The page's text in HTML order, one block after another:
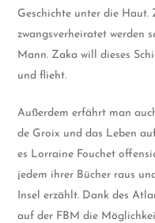
Geschichte unter die
zwangsverheiratet werden
Mann. Zaka will dieses
und flieht.
Außerdem erfährt man
de Groix und das Leben
es Lorraine Fouchet
jedem ihrer Bücher raus
Insel erzählt. Dank des
auf der FBM die